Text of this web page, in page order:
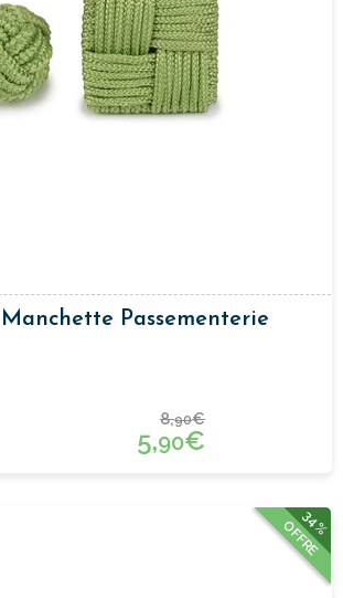
Passementerie
8,90€
5,90€
34%
OFFRE